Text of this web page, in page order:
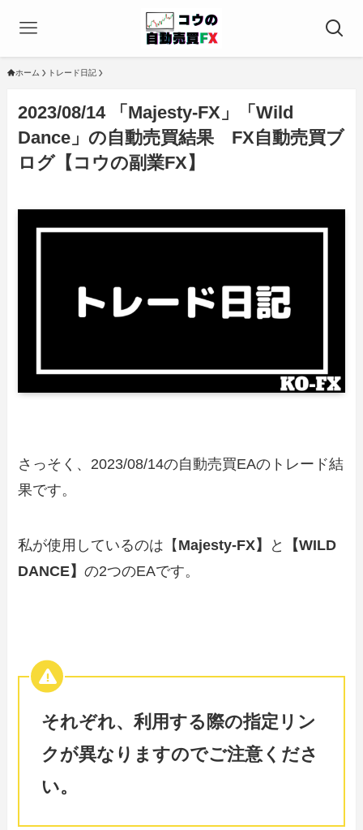
ホーム トレード日記
2023/08/14 「Majesty-FX」「Wild
Dance」の自動売買結果 FX自動売買ブ
ログ【コウの副業FX】
さっそく、2023/08/14の自動売買EAのトレード結
果です。
私が使用しているのは【 Majesty-FX】 と
【WILD
DANCE】の2つのEAです。
それぞれ、利用する際の指定リン
クが異なりますのでご注意くださ
い。